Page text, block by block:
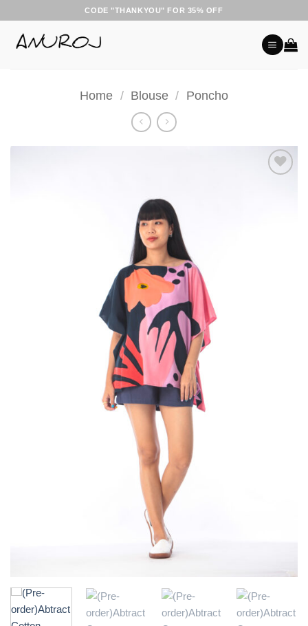
to
content
CODE "THANKYOU" FOR 35% OFF
Home / Blouse / Poncho